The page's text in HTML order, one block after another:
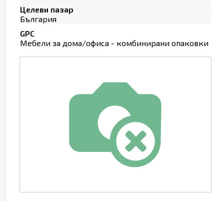
Целеви пазар
България
GPC
Мебели за дома/офиса - комбинирани опаковки